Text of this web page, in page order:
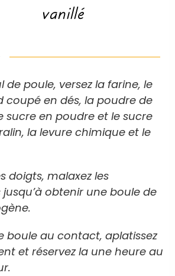
vanillé
de poule, versez la farine, le
coupé en dés, la poudre de
sucre en poudre et le sucre
la levure chimique et le
doigts, malaxez les
obtenir une boule de
boule au contact, aplatissez
et réservez la une heure au